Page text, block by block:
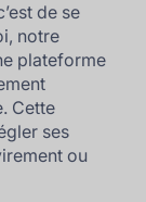
de se
notre
plateforme
Cette
ses
ou